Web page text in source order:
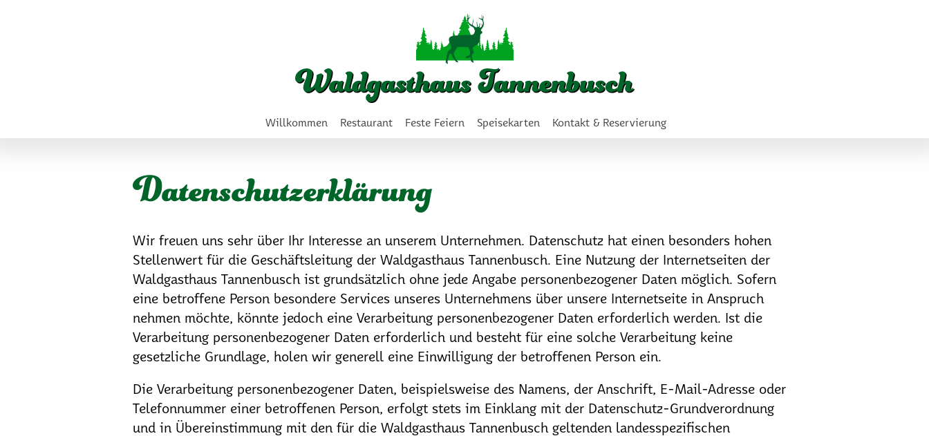
Navigation
überspringen
Navigation
Willkommen Restaurant Feste Feiern Speisekarten Kontakt & Reservierung
Datenschutz­erklärung
Wir freuen uns sehr über Ihr Interesse an unserem Unternehmen. Datenschutz hat einen besonders hohen
Stellenwert für die Geschäftsleitung der Waldgasthaus Tannenbusch. Eine Nutzung der Internetseiten der
Waldgasthaus Tannenbusch ist grundsätzlich ohne jede Angabe personenbezogener Daten möglich. Sofern
eine betroffene Person besondere Services unseres Unternehmens über unsere Internetseite in Anspruch
nehmen möchte, könnte jedoch eine Verarbeitung personenbezogener Daten erforderlich werden. Ist die
Verarbeitung personenbezogener Daten erforderlich und besteht für eine solche Verarbeitung keine
gesetzliche Grundlage, holen wir generell eine Einwilligung der betroffenen Person ein.
Die Verarbeitung personenbezogener Daten, beispielsweise des Namens, der Anschrift, E-Mail-Adresse oder
Telefonnummer einer betroffenen Person, erfolgt stets im Einklang mit der Datenschutz-Grundverordnung
und in Übereinstimmung mit den für die Waldgasthaus Tannenbusch geltenden landesspezifischen